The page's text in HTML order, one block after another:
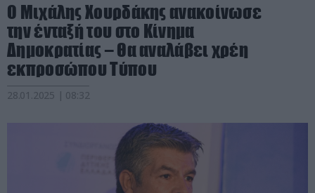
Ο Μιχάλης Χουρδάκης ανακοίνωσε
την ένταξή του στο Κίνημα
Δημοκρατίας – Θα αναλάβει χρέη
εκπροσώπου Τύπου
28.01.2025 | 08:32